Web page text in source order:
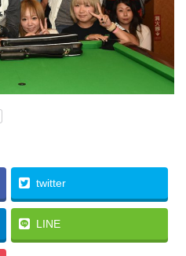
twitter
LINE